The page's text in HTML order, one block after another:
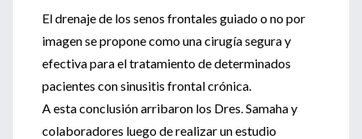
El drenaje de los senos frontales guiado o no por
imagen se propone como una cirugía segura y
efectiva para el tratamiento de determinados
pacientes con sinusitis frontal crónica.
A esta conclusión arribaron los Dres. Samaha y
colaboradores luego de realizar un estudio